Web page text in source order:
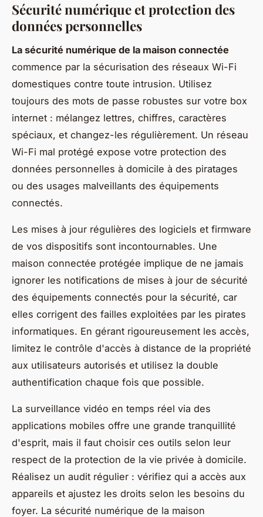
Sécurité numérique et protection des
données personnelles
La sécurité numérique de la maison connectée
commence par la sécurisation des réseaux Wi-Fi
domestiques contre toute intrusion. Utilisez
toujours des mots de passe robustes sur votre box
internet : mélangez lettres, chiffres, caractères
spéciaux, et changez-les régulièrement. Un réseau
Wi-Fi mal protégé expose votre protection des
données personnelles à domicile à des piratages
ou des usages malveillants des équipements
connectés.
Les mises à jour régulières des logiciels et firmware
de vos dispositifs sont incontournables. Une
maison connectée protégée implique de ne jamais
ignorer les notifications de mises à jour de sécurité
des équipements connectés pour la sécurité, car
elles corrigent des failles exploitées par les pirates
informatiques. En gérant rigoureusement les accès,
limitez le contrôle d'accès à distance de la propriété
aux utilisateurs autorisés et utilisez la double
authentification chaque fois que possible.
La surveillance vidéo en temps réel via des
applications mobiles offre une grande tranquillité
d'esprit, mais il faut choisir ces outils selon leur
respect de la protection de la vie privée à domicile.
Réalisez un audit régulier : vérifiez qui a accès aux
appareils et ajustez les droits selon les besoins du
foyer. La sécurité numérique de la maison